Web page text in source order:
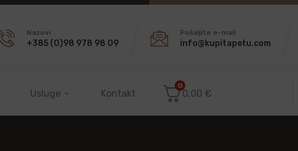
Nazovi
+385 (0)98 978 98 09
Pošaljite e-mail
info@kupitapetu.com
Usluge Kontakt
0
0,00 €